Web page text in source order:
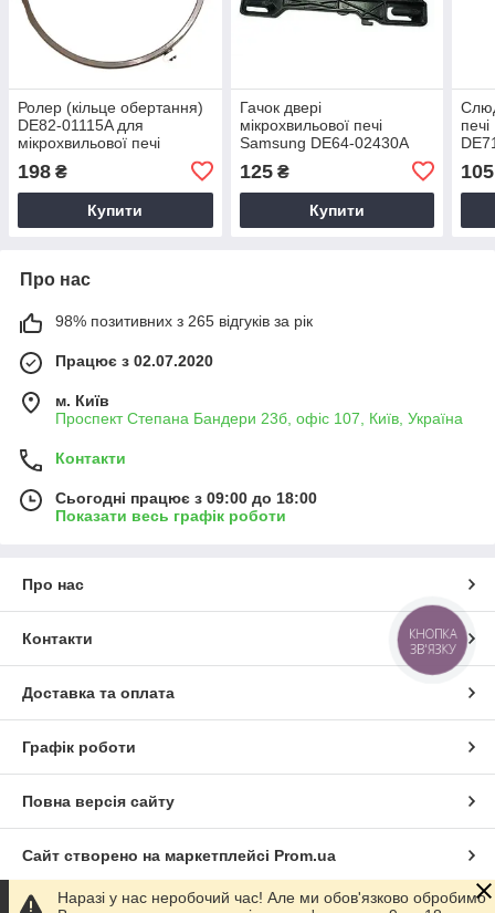
Ролер (кільце обертання)
DE82-01115A для
мікрохвильової печі
198 ₴
Купити
Гачок двері
мікрохвильової печі
Samsung DE64-02430A
125₴
Купити
105
Про нас
98% позитивних з 265 відгуків за рік
Працює з 02.07.2020
м. Київ
Проспект Степана Бандери 23б, офіс 107, Київ, Україна
Контакти
Сьогодні працює з 09:00 до 18:00
Показати весь графік роботи
Про нас
Контакти
Доставка та оплата
Графік роботи
Повна версія сайту
Сайт створено на маркетплейсі Prom.ua
Наразі у нас неробочий час! Але ми обов'язково обробимо
КНОПКА
ЗВ'ЯЗКУ